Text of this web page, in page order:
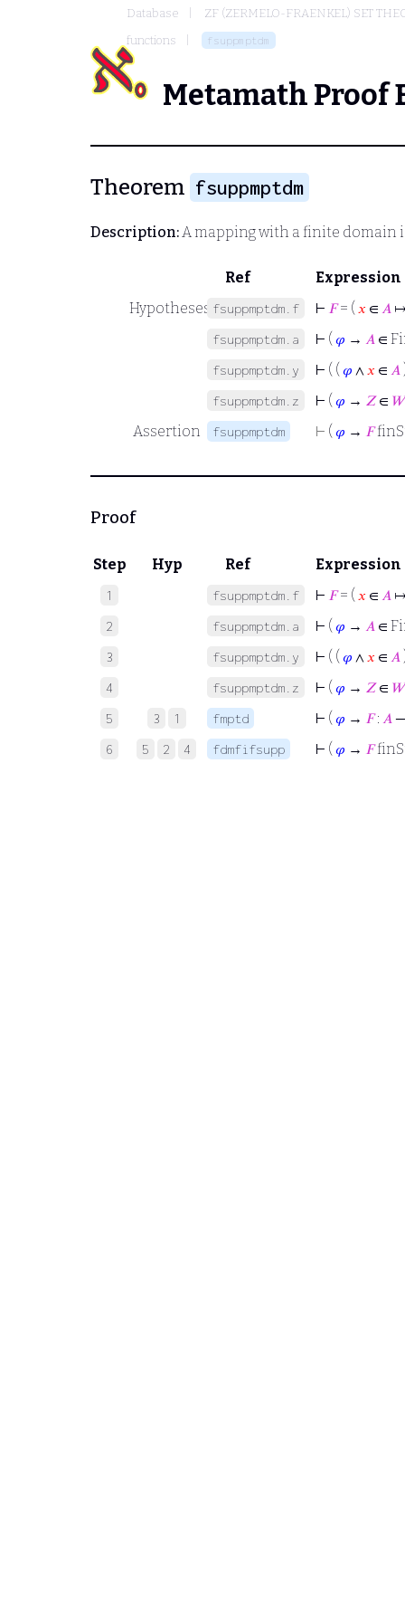
Database
ZF (ZERMELO-FRAENKEL) SET
functions
fsuppmptdm
Metamath Proof
Theorem fsuppmptdm
Description:A mapping with a finite
Ref
Expression
Hypotheses fsuppmptdm.f ⊢ 𝐹= ( 𝑥 ∈ 𝐴
fsuppmptdm.a ⊢ ( 𝜑 → 𝐴 ∈
fsuppmptdm.y ⊢ ( ( 𝜑 ∧ 𝑥 ∈ 𝐴
fsuppmptdm.z ⊢ ( 𝜑 → 𝑍∈ 𝑊
Assertion
fsuppmptdm ⊢ ( 𝜑 → 𝐹
Proof
Step Hyp Ref Expression
1 fsuppmptdm.f ⊢ 𝐹= ( 𝑥 ∈ 𝐴
2 fsuppmptdm.a ⊢ ( 𝜑 → 𝐴 ∈
3 fsuppmptdm.y ⊢ ( ( 𝜑 ∧ 𝑥 ∈ 𝐴
4 fsuppmptdm.z ⊢ ( 𝜑 → 𝑍∈ 𝑊
5 3 1 fmptd ⊢ ( 𝜑 → 𝐹: 𝐴
6 5 2 4 fdmfifsupp ⊢ ( 𝜑 → 𝐹